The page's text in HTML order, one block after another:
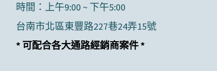
時間：上午9:00 ~ 下午5:00
台南市北區東豐路227巷24弄15號
* 可配合各大通路經銷商案件 *